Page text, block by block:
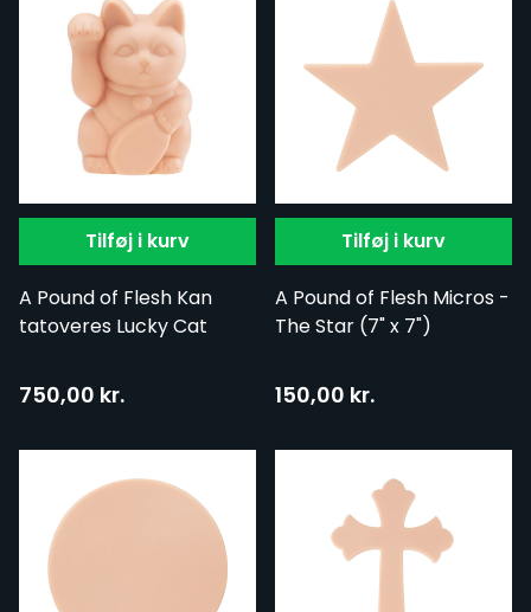
Tilføj i kurv
A Pound of Flesh Kan
tatoveres Lucky Cat
750,00 kr.
Tilføj i kurv
A Pound of Flesh Micros -
The Star (7" x 7")
150,00 kr.